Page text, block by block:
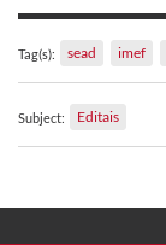
Tag(s): sead imef
Subject: Editais